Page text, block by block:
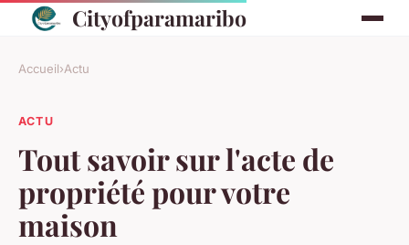
Cityofparamaribo
Accueil›Actu
ACTU
Tout savoir sur l'acte de
propriété pour votre
maison